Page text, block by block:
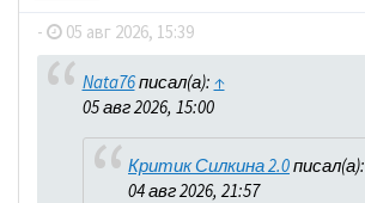
- 05 авг 2026, 15:39
Nata76писал(а): ↑
05 авг 2026, 15:00
Критик Силкина 2.0писал(а):
04 авг 2026, 21:57